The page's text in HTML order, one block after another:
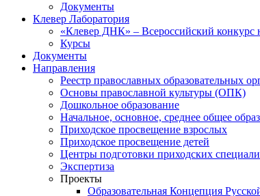
Документы
Клевер Лаборатория
«Клевер ДНК» – Всероссийский конкурс
Курсы
Документы
Направления
Реестр православных образовательных
Основы православной культуры (ОПК)
Дошкольное образование
Начальное, основное, среднее общее
Приходское просвещение взрослых
Приходское просвещение детей
Центры подготовки приходских
Экспертиза
Проекты
Образовательная Концепция